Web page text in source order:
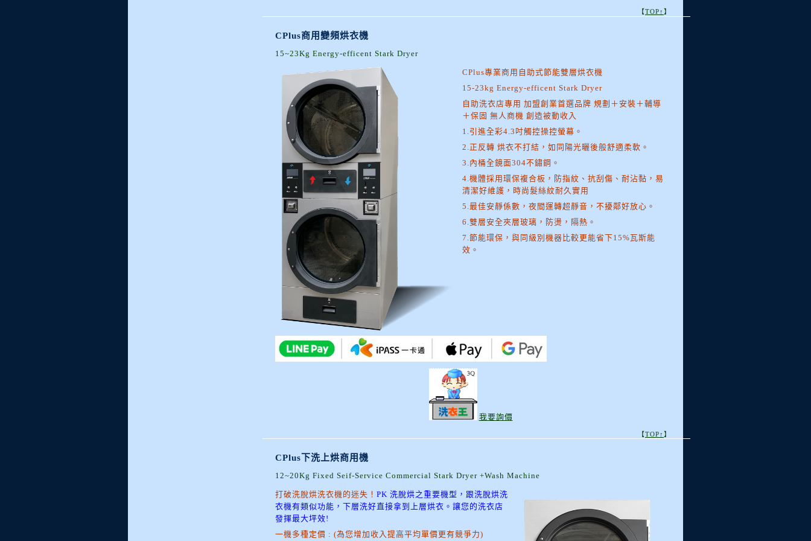
【TOP↑ 】
CPlus商用變頻烘衣機
15~23Kg Energy-efficent Stark Dryer
CPlus專業商用自助式節能雙層烘衣機
15-23kg Energy-efficent Stark Dryer
自助洗衣店專用 加盟創業首選品牌 規劃＋安裝＋輔導
＋保固 無人商機 創造被動收入
1.引進全彩4.3吋觸控操控螢幕。
2.正反轉 烘衣不打結，如同陽光曬後般舒適柔軟。
3.內桶全鏡面304不鏽鋼。
4.機體採用環保複合板，防指紋、抗刮傷、耐沾黏，易
清潔好維護，時尚髮絲紋耐久實用
5.最佳安靜係數，夜間運轉超靜音，不擾鄰好放心。
6.雙層安全夾層玻璃，防燙，隔熱。
7.節能環保，與同級別機器比較更能省下15%瓦斯能
效。
我要詢價
【TOP↑ 】
CPlus下洗上烘商用機
12~20Kg Fixed Seif-Service Commercial Stark Dryer +Wash Machine
打破洗脫烘洗衣機的迷失！ PK 洗脫烘之重要機型，跟洗脫烘洗
衣機有類似功能，下層洗好直接拿到上層烘衣。讓您的洗衣店
發揮最大坪效!
一機多種定價 : (為您增加收入提高平均單價更有競爭力)